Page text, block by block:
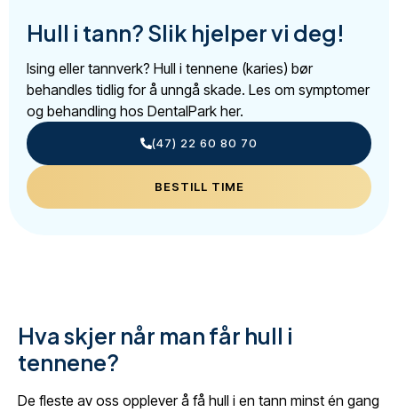
Hull i tann? Slik hjelper vi deg!
Ising eller tannverk? Hull i tennene (karies) bør
behandles tidlig for å unngå skade. Les om symptomer
og behandling hos DentalPark her.
(47) 22 60 80 70
BESTILL TIME
Hva skjer når man får hull i
tennene?
De fleste av oss opplever å få hull i en tann minst én gang